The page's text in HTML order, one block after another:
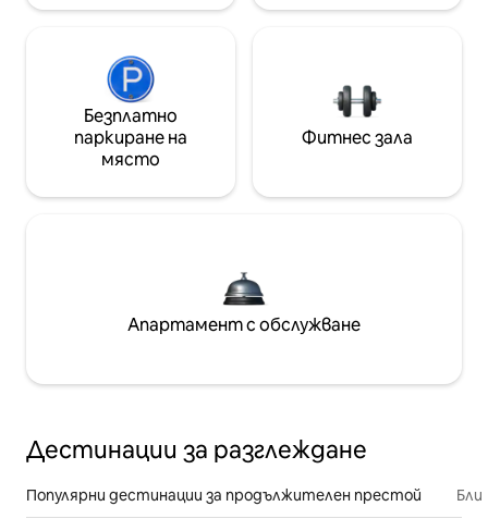
Безплатно
паркиране на
място
Фитнес зала
Апартамент с обслужване
Дестинации за разглеждане
Популярни дестинации за продължителен престой